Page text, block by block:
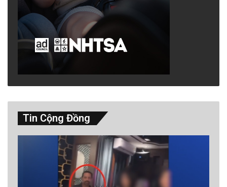
Tin Cộng Đồng